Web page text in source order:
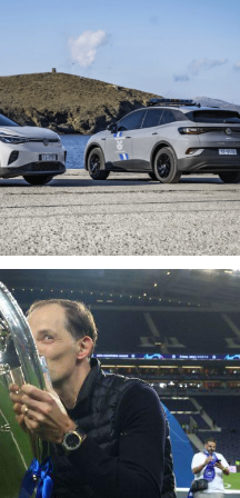
1,50 KM
Armiji
sistem u
“GP